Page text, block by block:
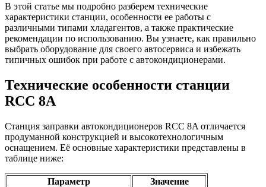
В этой статье мы подробно разберем технические
характеристики станции, особенности ее работы с
различными типами хладагентов, а также практические
рекомендации по использованию. Вы узнаете, как правильно
выбрать оборудование для своего автосервиса и избежать
типичных ошибок при работе с автокондиционерами.
Технические особенности станции
RCC 8A
Станция заправки автокондиционеров RCC 8A отличается
продуманной конструкцией и высокотехнологичным
оснащением. Её основные характеристики представлены в
таблице ниже:
Параметр
Значение